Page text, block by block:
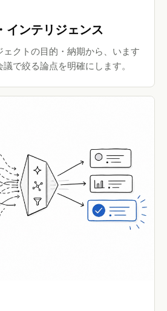
インテリジェンス
クトの目的・納期から、います
で絞る論点を明確にします。